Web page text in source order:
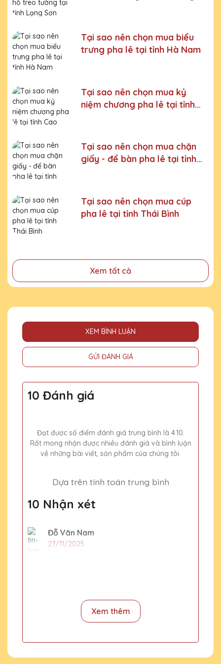
Bước 6:Gọi điện xác nhận với khách hàng
và nghiêm ngặt ở từng khâu sản xuất.Xưởng sản xuất
Đồng hồ để bàn pha lê uy tín, chất lượng
Chúng tôi là đơn vị sản xuất trực tiếp, uy tín, giá rẻ. Nhận
sản xuất theo ý tưởng của khách hàng.
Quà tặng Cúp Pha Lê Vinh Danh An Thảo cung cấp tới
Quý khách hàng thành phẩm bao gồm hộp xi lót lụa
vàng, với 2 màu lựa chọn xanh hoặc đỏ làm tăng thêm
tính trang trọng cho sản phẩm.
Sản phẩm được làm từ chất liệu pha lê vô cùng tinh tế,
sang trọng, gửi đến người nhận những ý nghĩa to lớn:
- Vinh danh cá nhân, tập thể đạt thành tích xuất sắc
cá nhân, tập thể
- Tri ân, thay lời cảm ơn gửi đến những cá nhân, tổ chức
đã cống hiến, đóng góp cho doanh nghiệp, cho cộng
đồng
Tại sao nên chọn mua biểu
trưng pha lê tại tỉnh Hà Nam
Tại sao nên chọn mua kỷ
niệm chương pha lê tại tỉnh
Tại sao nên chọn mua chặn
giấy - để bàn pha lê tại tỉnh
Tại sao nên chọn mua cúp
pha lê tại tỉnh Thái Bình
Xem tất cả
XEM BÌNH LUẬN
GỬI ĐÁNH GIÁ
10 Đánh giá
Đạt được số điểm đánh giá trung bình là 4.10.
Rất mong nhận được nhiều đánh giá và bình luận
về những bài viết, sản phẩm của chúng tôi.
Dựa trên tính toán trung bình
10 Nhận xét
Đỗ Văn Nam
27/11/2025
27/11/2025
Xem thêm